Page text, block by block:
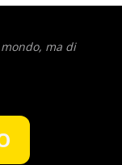
ma di